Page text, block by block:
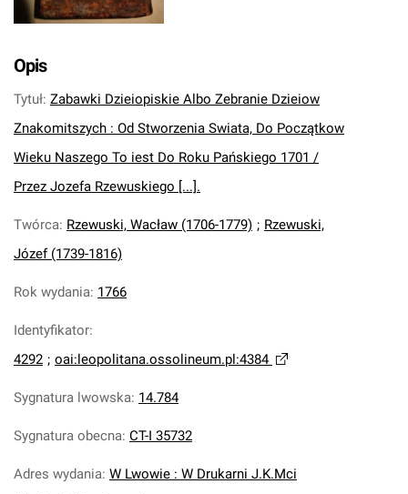
Opis
Tytuł: Zabawki Dzieiopiskie Albo Zebranie Dzieiow
Znakomitszych : Od Stworzenia Swiata, Do Początkow
Wieku Naszego To iest Do Roku Pańskiego 1701 /
Przez Jozefa Rzewuskiego [...].
Twórca: Rzewuski, Wacław (1706-1779) ; Rzewuski,
Józef (1739-1816)
Rok wydania: 1766
Identyfikator:
4292 ; oai:leopolitana.ossolineum.pl:4384
Sygnatura lwowska: 14.784
Sygnatura obecna: CT-I 35732
Adres wydania: W Lwowie : W Drukarni J.K.Mci